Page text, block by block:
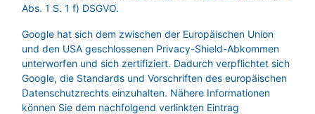
Abs. 1 S. 1 f) DSGVO.
Google hat sich dem zwischen der Europäischen Union
und den USA geschlossenen Privacy-Shield-Abkommen
unterworfen und sich zertifiziert. Dadurch verpflichtet sich
Google, die Standards und Vorschriften des europäischen
Datenschutzrechts einzuhalten. Nähere Informationen
können Sie dem nachfolgend verlinkten Eintrag